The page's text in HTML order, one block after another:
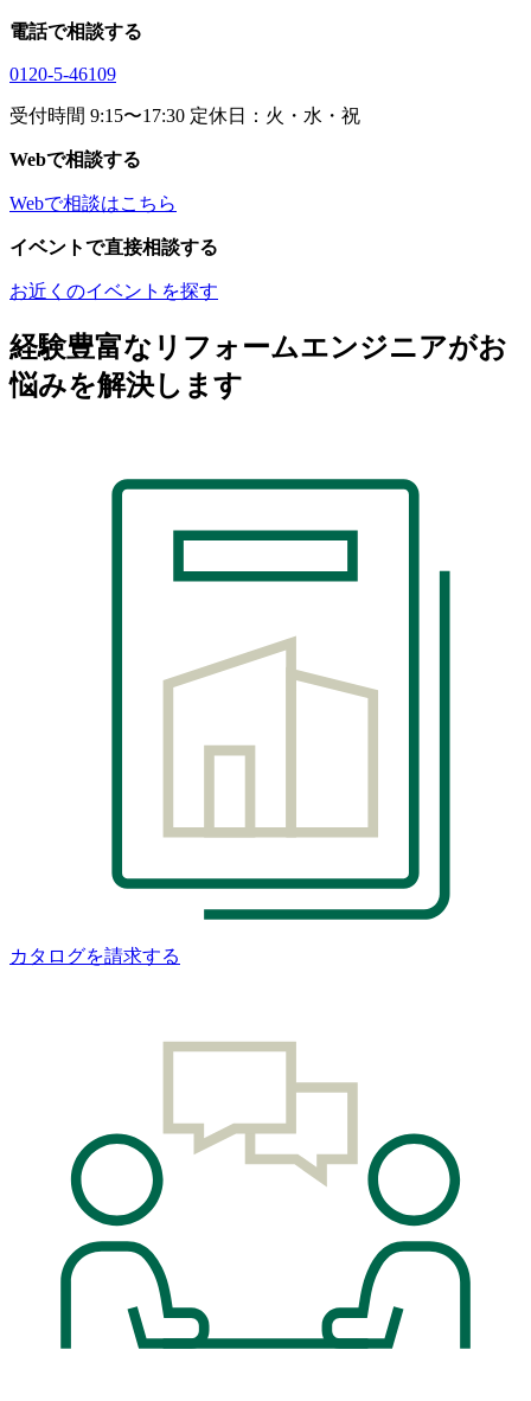
電話で相談する
0120-5-46109
受付時間 9:15〜17:30 定休日：火・水・祝
Webで相談する
Webで相談はこちら
イベントで直接相談する
お近くのイベントを探す
経験豊富なリフォームエンジニアがお
悩みを解決します
カタログを請求する